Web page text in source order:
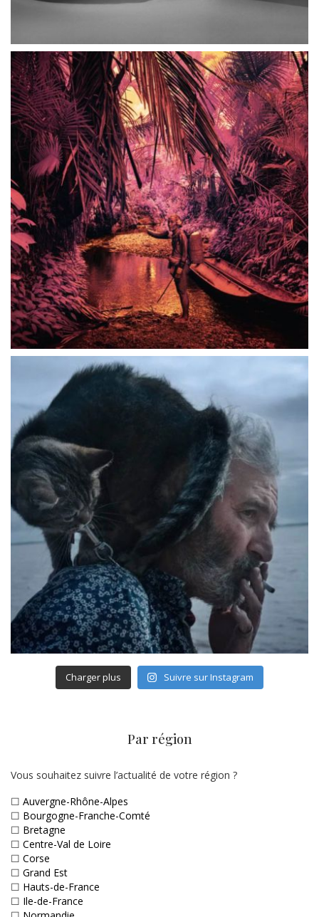
Charger plus Suivre sur Instagram
Par région
Vous souhaitez suivre l’actualité de votre région ?
☐ Auvergne-Rhône-Alpes
☐ Bourgogne-Franche-Comté
☐ Bretagne
☐ Centre-Val de Loire
☐ Corse
☐ Grand Est
☐ Hauts-de-France
☐ Ile-de-France